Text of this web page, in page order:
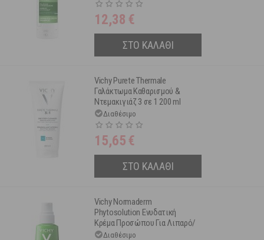
12,38 €
ΣΤΟ ΚΑΛΑΘΙ
Vichy Purete Thermale
Γαλάκτωμα Καθαρισμού &
Ντεμακιγιάζ 3 σε 1 200 ml
Διαθέσιμο
15,65 €
ΣΤΟ ΚΑΛΑΘΙ
Vichy Normaderm
Phytosolution Ενυδατική
Κρέμα Προσώπου Για Λιπαρό/
Ακνεϊκό Δέρμα 50ml
Διαθέσιμο